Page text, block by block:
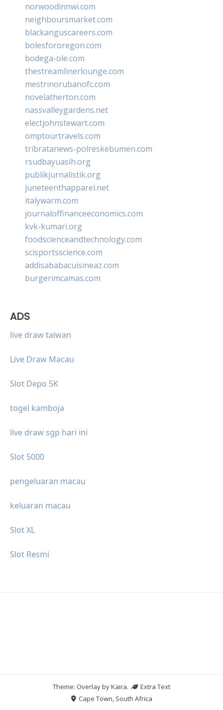
norwoodinnwi.com
neighboursmarket.com
blackanguscareers.com
bolesfororegon.com
bodega-ole.com
thestreamlinerlounge.com
mestrinorubanofc.com
novelatherton.com
nassvalleygardens.net
electjohnstewart.com
omptourtravels.com
tribratanews-polreskebumen.com
rsudbayuasih.org
publikjurnalistik.org
juneteenthapparel.net
italywarm.com
journaloffinanceeconomics.com
kvk-kumari.org
foodscienceandtechnology.com
scisportsscience.com
addisababacuisineaz.com
burgerimcamas.com
ADS
live draw taiwan
Live Draw Macau
Slot Depo 5K
togel kamboja
live draw sgp hari ini
Slot 5000
pengeluaran macau
keluaran macau
Slot XL
Slot Resmi
Theme: Overlay byKaira.
Extra Text
Cape Town, South Africa